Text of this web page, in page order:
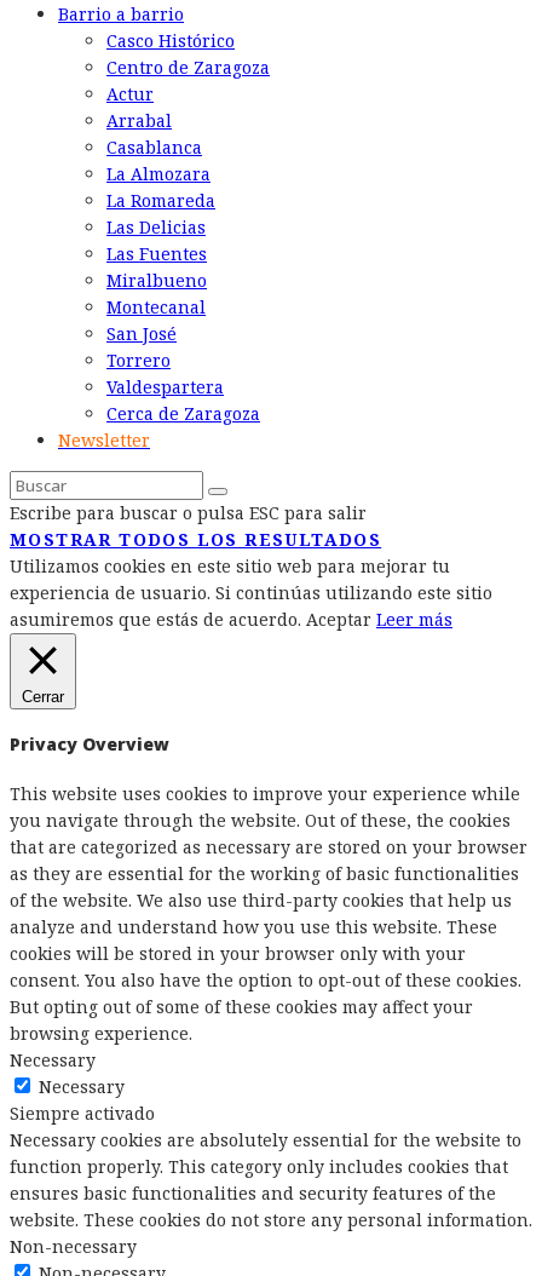
Barrio a barrio
Casco Histórico
Centro de Zaragoza
Actur
Arrabal
Casablanca
La Almozara
La Romareda
Las Delicias
Las Fuentes
Miralbueno
Montecanal
San José
Torrero
Valdespartera
Cerca de Zaragoza
Newsletter
Escribe para buscar o pulsa ESC para salir
MOSTRAR TODOS LOS RESULTADOS
Utilizamos cookies en este sitio web para mejorar tu
experiencia de usuario. Si continúas utilizando este sitio
asumiremos que estás de acuerdo. Aceptar Leer más
Cerrar
Privacy Overview
This website uses cookies to improve your experience while
you navigate through the website. Out of these, the cookies
that are categorized as necessary are stored on your browser
as they are essential for the working of basic functionalities
of the website. We also use third-party cookies that help us
analyze and understand how you use this website. These
cookies will be stored in your browser only with your
consent. You also have the option to opt-out of these cookies.
But opting out of some of these cookies may affect your
browsing experience.
Necessary
Necessary
Siempre activado
Necessary cookies are absolutely essential for the website to
function properly. This category only includes cookies that
ensures basic functionalities and security features of the
website. These cookies do not store any personal information.
Non-necessary